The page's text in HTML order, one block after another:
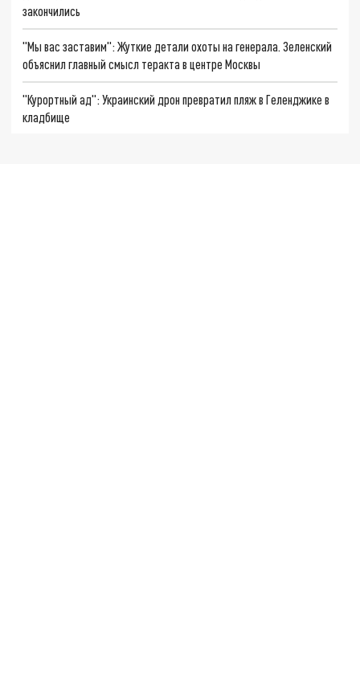
закончились
"Мы вас заставим": Жуткие детали охоты на генерала. Зеленский
объяснил главный смысл теракта в центре Москвы
"Курортный ад": Украинский дрон превратил пляж в Геленджике в
кладбище